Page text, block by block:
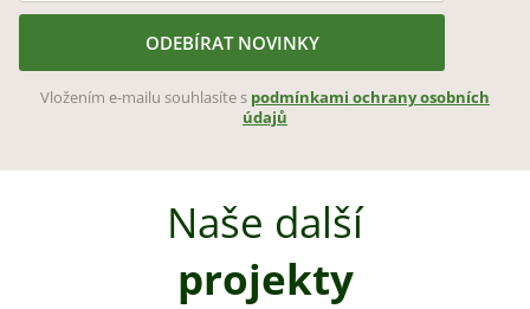
ODEBÍRAT NOVINKY
Vložením e-mailu souhlasíte s podmínkami ochrany osobních
údajů
Naše další
projekty